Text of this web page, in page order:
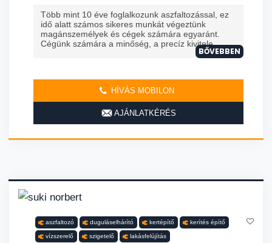
Több mint 10 éve foglalkozunk aszfaltozással, ez
idő alatt számos sikeres munkát végeztünk
magánszemélyek és cégek számára egyaránt.
Cégünk számára a minőség, a precíz kivitele...
BŐVEBBEN
HÍVÁS MOBILON
AJÁNLATKÉRÉS
aszfaltozó duguláselhárító kertépítő kerítés építő
vízszerelő szigetelő lakásfelújítás